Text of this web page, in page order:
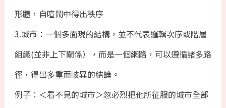
形體，自喧鬧中得出秩序
3.城市：一個多面現的結構，並不代表邏輯次序或階層
組織(並非上下關係），而是一個網路，可以遵循諸多路
徑，得出多重而岐異的結論。
例子：＜看不見的城市＞忽必烈把他所征服的城市全部